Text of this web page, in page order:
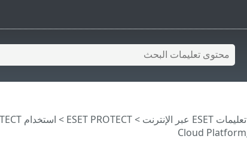
تعليمات ESET عبر الإنترنت >
ESET PROTECT
> استخدام ‎ESET PROTECT
Cloud Platform